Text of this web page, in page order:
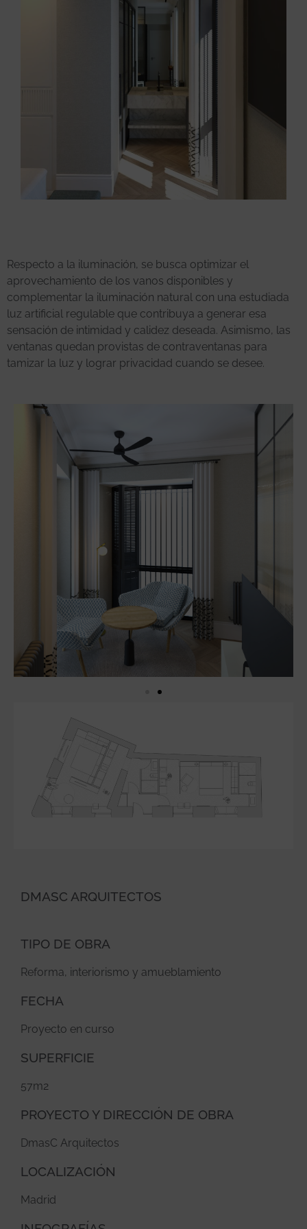
Respecto a la iluminación, se busca optimizar el
aprovechamiento de los vanos disponibles y
complementar la iluminación natural con una estudiada
luz artificial regulable que contribuya a generar esa
sensación de intimidad y calidez deseada. Asimismo, las
ventanas quedan provistas de contraventanas para
tamizar la luz y lograr privacidad cuando se desee.
DMASC ARQUITECTOS
TIPO DE OBRA
Reforma, interiorismo y amueblamiento
FECHA
Proyecto en curso
SUPERFICIE
57m2
PROYECTO Y DIRECCIÓN DE OBRA
DmasC Arquitectos
LOCALIZACIÓN
Madrid